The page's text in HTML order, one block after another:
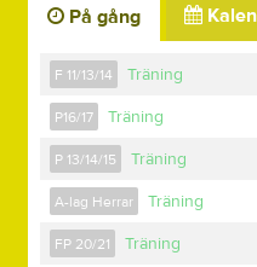
På gång
F 11/13/14 Träning
P16/17 Träning
P 13/14/15 Träning
A-lag Herrar Träning
FP 20/21 Träning